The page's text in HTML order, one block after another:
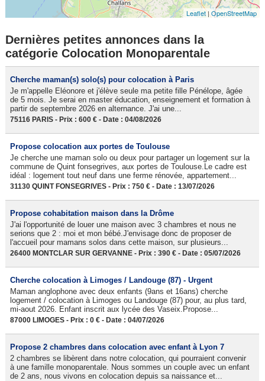
Leaflet|OpenStreetMap
Dernières petites annonces dans la
catégorie Colocation Monoparentale
Cherche maman(s) solo(s) pour colocation à Paris
Je m'appelle Eléonore et j'élève seule ma petite fille Pénélope, âgée
de 5 mois. Je serai en master éducation, enseignement et formation à
partir de septembre 2026 en alternance. J'ai une...
75116 PARIS - Prix : 600 € - Date : 04/08/2026
Propose colocation aux portes de Toulouse
Je cherche une maman solo ou deux pour partager un logement sur la
commune de Quint fonsegrives, aux portes de Toulouse.Le cadre est
idéal : logement tout neuf dans une ferme rénovée, appartement...
31130 QUINT FONSEGRIVES - Prix : 750 € - Date : 13/07/2026
Propose cohabitation maison dans la Drôme
J'ai l'opportunité de louer une maison avec 3 chambres et nous ne
serions que 2 : moi et mon bébé.J'envisage donc de proposer de
l'accueil pour mamans solos dans cette maison, sur plusieurs...
26400 MONTCLAR SUR GERVANNE - Prix : 390 € - Date : 05/07/2026
Cherche colocation à Limoges / Landouge (87) - Urgent
Maman anglophone avec deux enfants (9ans et 16ans) cherche
logement / colocation à Limoges ou Landouge (87) pour, au plus tard,
mi-aout 2026. Enfant inscrit aux lycée des Vaseix.Propose...
87000 LIMOGES - Prix : 0 € - Date : 04/07/2026
Propose 2 chambres dans colocation avec enfant à Lyon 7
2 chambres se libèrent dans notre colocation, qui pourraient convenir
à une famille monoparentale. Nous sommes un couple avec un enfant
de 2 ans, nous vivons en colocation depuis sa naissance et...